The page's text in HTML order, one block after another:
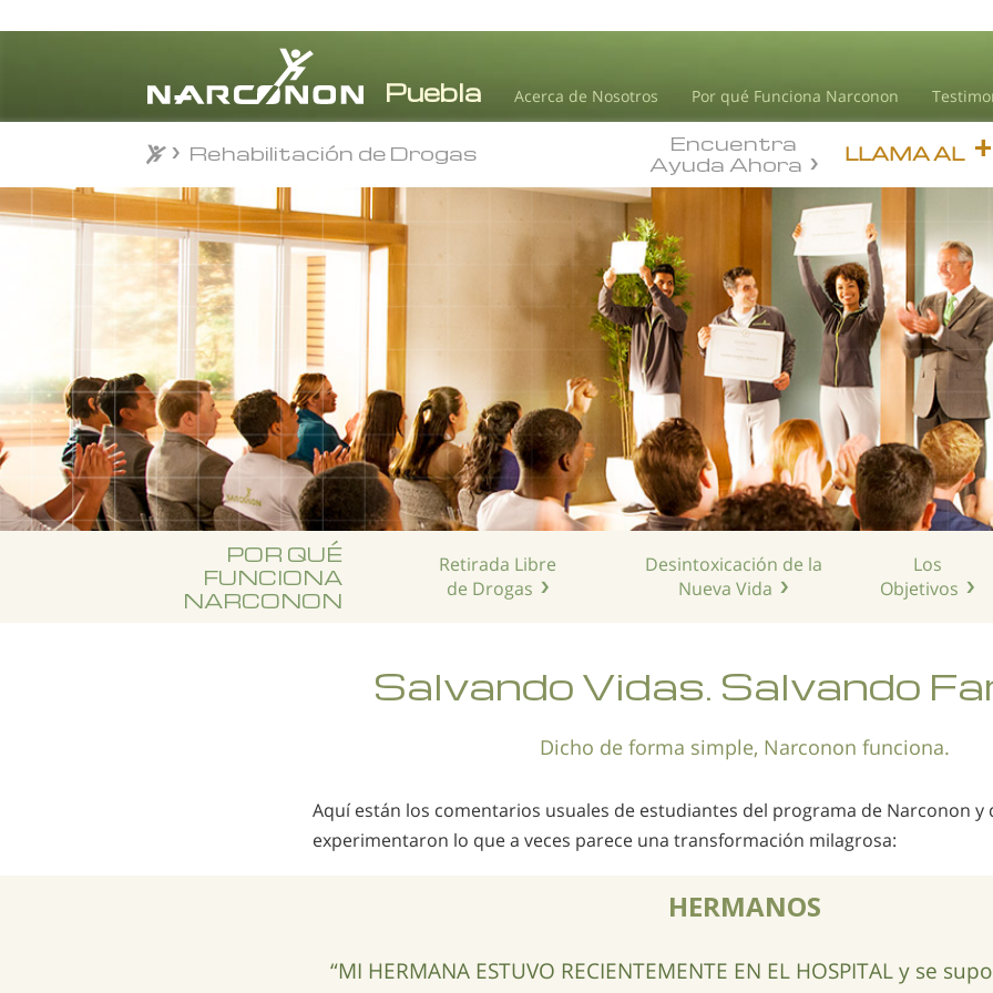
Acerca de Nosotros Por qué Funciona Narconon
⨯ LLAMA AL
Encuentra
Ayuda Ahora
Rehabilitación de Drogas
POR QUÉ
FUNCIONA
NARCONON
Retirada Libre
de Drogas
Desintoxicación de la
Nueva Vida
Los
Objetivos
Salvando Vidas. Salvando
Dicho de forma simple, Narconon funciona.
Aquí están los comentarios usuales de estudiantes del programa de Narconon y
experimentaron lo que a veces parece una transformación milagrosa:
HERMANOS
“MI HERMANA ESTUVO RECIENTEMENTE EN EL HOSPITAL y se
Rehabilitación de Drogas